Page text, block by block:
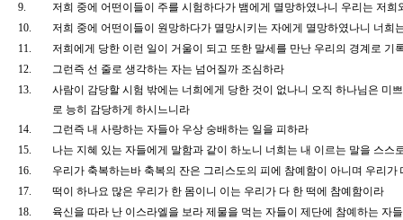
9.
저희 중에 어떤이들이 주를 시험하다가 뱀에게 멸망하였나니 우리는 저
10.
저희 중에 어떤이들이 원망하다가 멸망시키는 자에게 멸망하였나니 너
11.
저희에게 당한 이런 일이 거울이 되고 또한 말세를 만난 우리의 경계로
12.
그런즉 선 줄로 생각하는 자는 넘어질까 조심하라
13.
사람이 감당할 시험 밖에는 너희에게 당한 것이 없나니 오직 하나님은 미
로 능히 감당하게 하시느니라
14.
그런즉 내 사랑하는 자들아 우상 숭배하는 일을 피하라
15.
나는 지혜 있는 자들에게 말함과 같이 하노니 너희는 내 이르는 말을 스
16.
우리가 축복하는바 축복의 잔은 그리스도의 피에 참예함이 아니며 우리
17.
떡이 하나요 많은 우리가 한 몸이니 이는 우리가 다 한 떡에 참예함이라
18.
육신을 따라 난 이스라엘을 보라 제물을 먹는 자들이 제단에 참예하는 자